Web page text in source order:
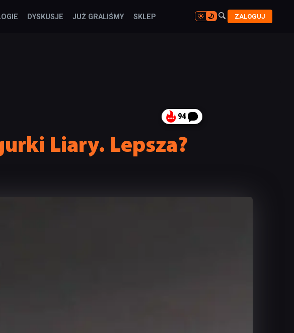
DYSKUSJE JUŻ GRALIŚMY SKLEP 
 ZALOGUJ
94
Liary. Lepsza?